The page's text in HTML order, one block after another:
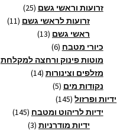
מוצרים
זרועות וראשי גשם 25
25
מוצריםזרועות לראשי גשם 11
11
ראשי גשם 13
13
כיורי מטבח 6
6
מוצרים
מוטות פינוק ורחצה למקלחת
מזלפים וצינורות 14
14
נקודות מים 5
5
ידיות ופרזול 145
145
מוצרים
ידיות לריהוט ומטבח 145
145
ידיות מודרניות 3
3